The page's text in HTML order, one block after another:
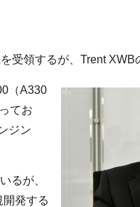
受領するが、Trent XWB
（A330
てお
ジン
るが、
発する